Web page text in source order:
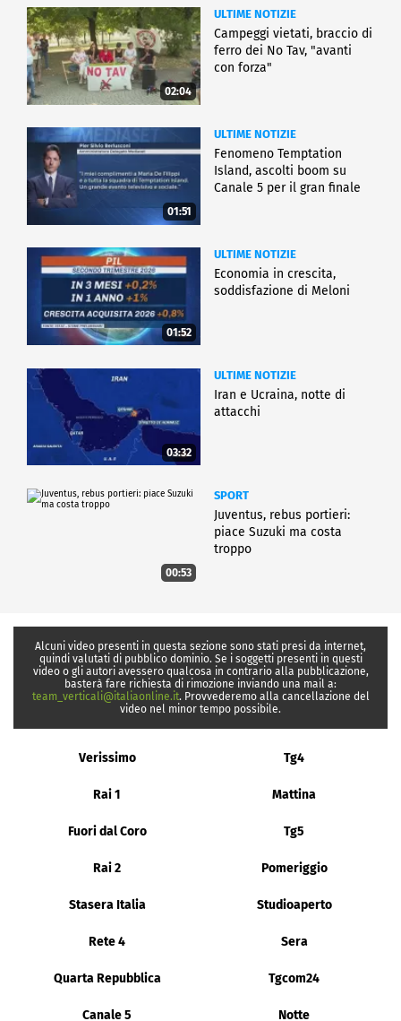
02:04
ULTIME NOTIZIE
Campeggi vietati, braccio di
ferro dei No Tav, "avanti
con forza"
01:51
ULTIME NOTIZIE
Fenomeno Temptation
Island, ascolti boom su
Canale 5 per il gran finale
01:52
ULTIME NOTIZIE
Economia in crescita,
soddisfazione di Meloni
03:32
ULTIME NOTIZIE
Iran e Ucraina, notte di
attacchi
00:53
SPORT
Juventus, rebus portieri:
piace Suzuki ma costa
troppo
Alcuni video presenti in questa sezione sono stati presi da internet,
quindi valutati di pubblico dominio. Se i soggetti presenti in questi
video o gli autori avessero qualcosa in contrario alla pubblicazione,
basterà fare richiesta di rimozione inviando una mail a:
team_verticali@italiaonline.it. Provvederemo alla cancellazione del
video nel minor tempo possibile.
Verissimo Tg4
Rai 1 Mattina
Fuori dal Coro Tg5
Rai 2 Pomeriggio
Stasera Italia Studioaperto
Rete 4 Sera
Quarta Repubblica Tgcom24
Canale 5 Notte